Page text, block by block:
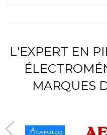
L'EXPERT EN
MARQUES